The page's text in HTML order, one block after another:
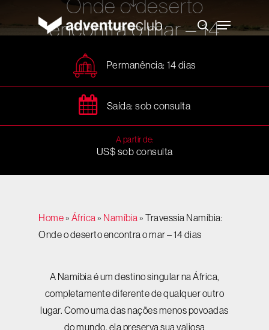
main
search
Menu
Onde o deserto
encontra o mar – 14
Permanência: 14 dias
Saída: sob consulta
A partir de:
US$ sob consulta
Home» África » Namíbia » Travessia Namíbia:
Onde o deserto encontra o mar – 14 dias
A Namíbia é um destino singular na África,
completamente diferente de qualquer outro
lugar. Como uma das nações menos povoadas
do mundo, ela preserva sua valiosa